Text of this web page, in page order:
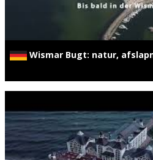
Wismar Bugt: natur,